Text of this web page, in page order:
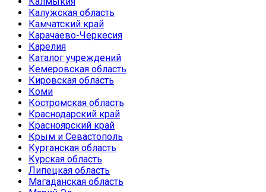
Калужская область
Камчатский край
Карачаево-Черкесия
Карелия
Каталог учреждений
Кемеровская область
Кировская область
Коми
Костромская область
Краснодарский край
Красноярский край
Крым и Севастополь
Курганская область
Курская область
Липецкая область
Магаданская область